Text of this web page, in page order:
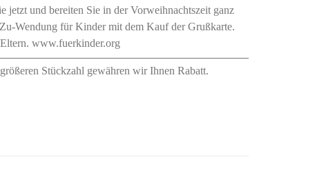
und bereiten Sie in der Vorweihnachtszeit ganz
Wendung für Kinder mit dem Kauf der Grußkarte.
www.fuerkinder.org
Stückzahl gewähren wir Ihnen Rabatt.